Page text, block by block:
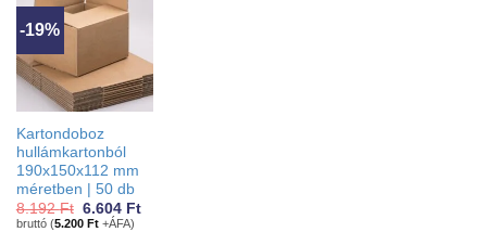
-19%
Kartondoboz
hullámkartonból
190x150x112 mm
méretben | 50 db
8.192Ft Original
price
6.604 FtCurrent
bruttó (5.200 Ft+ÁFA)